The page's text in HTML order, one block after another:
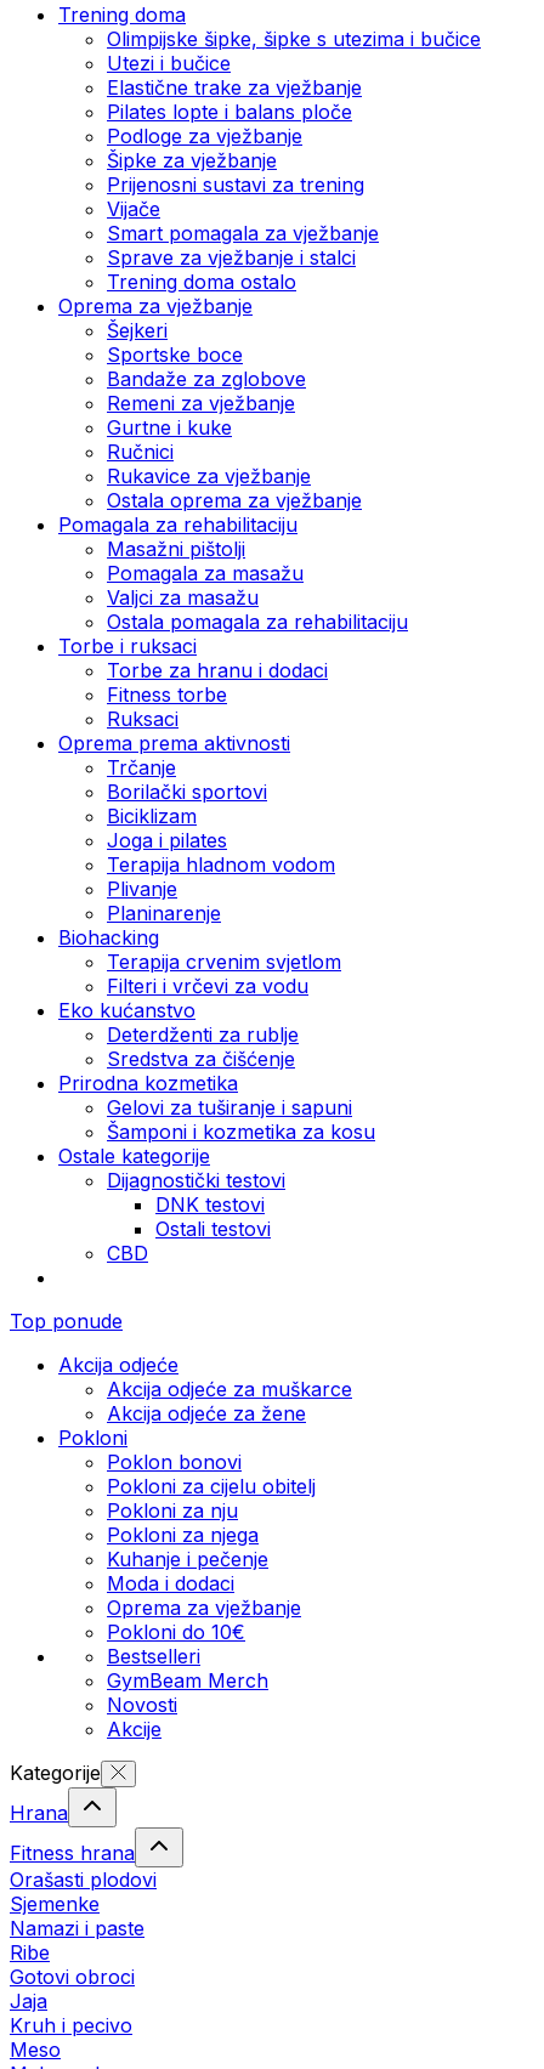
Trening doma
Olimpijske šipke, šipke s utezima i bučice
Utezi i bučice
Elastične trake za vježbanje
Pilates lopte i balans ploče
Podloge za vježbanje
Šipke za vježbanje
Prijenosni sustavi za trening
Vijače
Smart pomagala za vježbanje
Sprave za vježbanje i stalci
Trening doma ostalo
Oprema za vježbanje
Šejkeri
Sportske boce
Bandaže za zglobove
Remeni za vježbanje
Gurtne i kuke
Ručnici
Rukavice za vježbanje
Ostala oprema za vježbanje
Pomagala za rehabilitaciju
Masažni pištolji
Pomagala za masažu
Valjci za masažu
Ostala pomagala za rehabilitaciju
Torbe i ruksaci
Torbe za hranu i dodaci
Fitness torbe
Ruksaci
Oprema prema aktivnosti
Trčanje
Borilački sportovi
Biciklizam
Joga i pilates
Terapija hladnom vodom
Plivanje
Planinarenje
Biohacking
Terapija crvenim svjetlom
Filteri i vrčevi za vodu
Eko kućanstvo
Deterdženti za rublje
Sredstva za čišćenje
Prirodna kozmetika
Gelovi za tuširanje i sapuni
Šamponi i kozmetika za kosu
Ostale kategorije
Dijagnostički testovi
DNK testovi
Ostali testovi
CBD
Top ponude
Akcija odjeće
Akcija odjeće za muškarce
Akcija odjeće za žene
Pokloni
Poklon bonovi
Pokloni za cijelu obitelj
Pokloni za nju
Pokloni za njega
Kuhanje i pečenje
Moda i dodaci
Oprema za vježbanje
Pokloni do 10€
Bestselleri
GymBeam Merch
Novosti
Akcije
Kategorije
Hrana
Fitness hrana
Orašasti plodovi
Sjemenke
Namazi i paste
Ribe
Gotovi obroci
Jaja
Kruh i pecivo
Meso